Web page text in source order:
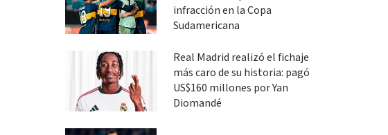
infracción en la Copa
Sudamericana
Real Madrid realizó el fichaje
más caro de su historia: pagó
US$160 millones por Yan
Diomandé